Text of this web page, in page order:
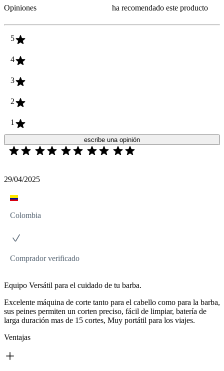
Opiniones
ha recomendado este producto
5
4
3
2
1
escribe una opinión
29/04/2025
Colombia
Comprador verificado
Equipo Versátil para el cuidado de tu barba.
Excelente máquina de corte tanto para el cabello como para la barba,
sus peines permiten un corten preciso, fácil de limpiar, batería de
larga duración mas de 15 cortes, Muy portátil para los viajes.
Ventajas